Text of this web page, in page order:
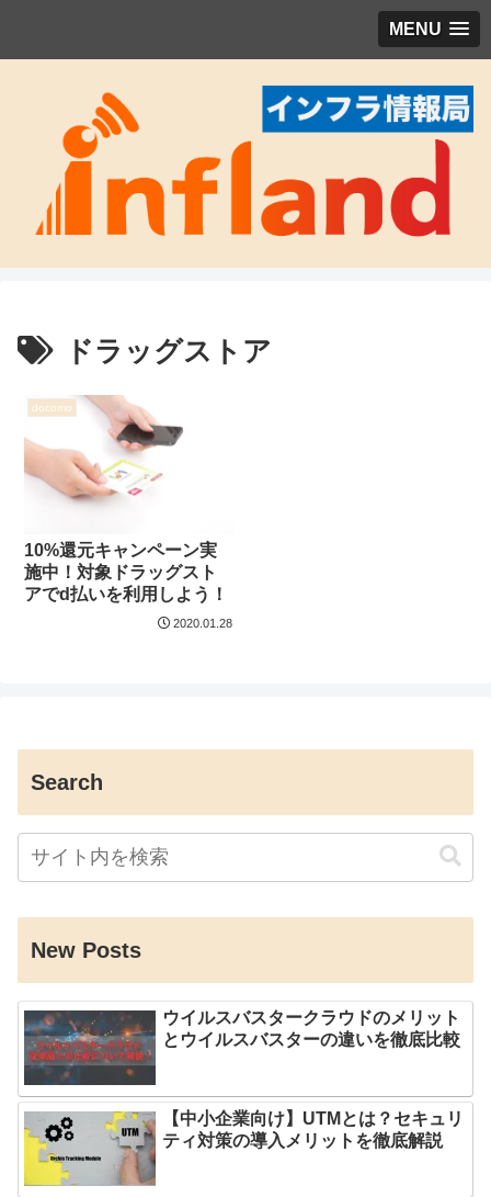
MENU
ドラッグストア
docomo
10%還元キャンペーン実
施中！対象ドラッグスト
アでd払いを利用しよう！
2020.01.28
Search
New Posts
ウイルスバスタークラウドのメリット
とウイルスバスターの違いを徹底比較
【中小企業向け】UTMとは？セキュリ
ティ対策の導入メリットを徹底解説